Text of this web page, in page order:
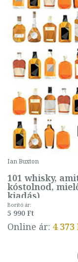
Ian Buxton
101 whisky,
kóstolnod,
kiadás)
Borító ár:
5 990 Ft
Online ár: 4 373